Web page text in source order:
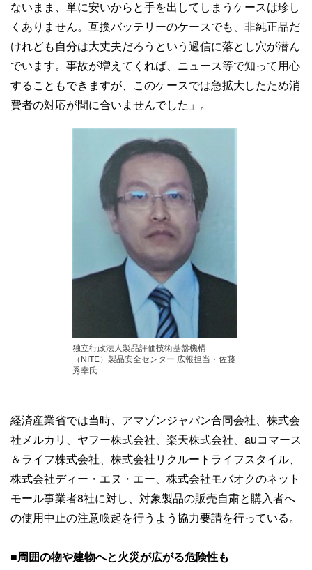
ないまま、単に安いからと手を出してしまうケースは珍し
くありません。互換バッテリーのケースでも、非純正品だ
けれども自分は大丈夫だろうという過信に落とし穴が潜ん
でいます。事故が増えてくれば、ニュース等で知って用心
することもできますが、このケースでは急拡大したため消
費者の対応が間に合いませんでした」。
独立行政法人製品評価技術基盤機構
（NITE）製品安全センター 広報担当・佐藤
秀幸氏
経済産業省では当時、アマゾンジャパン合同会社、株式会
社メルカリ、ヤフー株式会社、楽天株式会社、auコマース
＆ライフ株式会社、株式会社リクルートライフスタイル、
株式会社ディー・エヌ・エー、株式会社モバオクのネット
モール事業者8社に対し、対象製品の販売自粛と購入者へ
の使用中止の注意喚起を行うよう協力要請を行っている。
■周囲の物や建物へと火災が広がる危険性も